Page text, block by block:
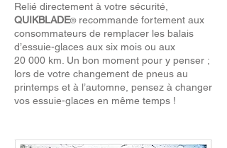
Relié directement à votre sécurité,
QUIKBLADE®recommande fortement aux
consommateurs de remplacer les balais
d’essuie-glaces aux six mois ou aux
20 000 km. Un bon moment pour y penser ;
lors de votre changement de pneus au
printemps et à l’automne, pensez à changer
vos essuie-glaces en même temps !